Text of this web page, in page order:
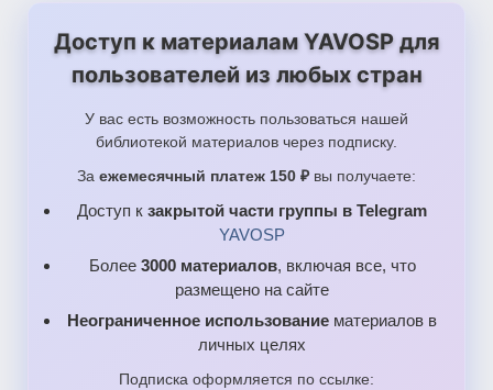
Доступ к материалам YAVOSP для
пользователей из любых стран
У вас есть возможность пользоваться нашей
библиотекой материалов через подписку.
За ежемесячный платеж 150 ₽ вы получаете:
Доступ к закрытой части группы в Telegram
YAVOSP
Более 3000 материалов, включая все, что
размещено на сайте
Неограниченное использование материалов в
личных целях
Подписка оформляется по ссылке: